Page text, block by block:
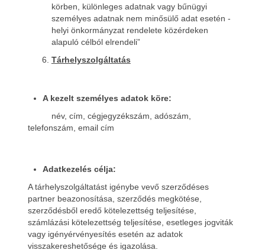
körben, különleges adatnak vagy bűnügyi
személyes adatnak nem minősülő adat esetén -
helyi önkormányzat rendelete közérdeken
alapuló célból elrendeli”
Tárhelyszolgáltatás
A kezelt személyes adatok köre:
név, cím, cégjegyzékszám, adószám,
telefonszám, email cím
Adatkezelés célja:
A tárhelyszolgáltatást igénybe vevő szerződéses
partner beazonosítása, szerződés megkötése,
szerződésből eredő kötelezettség teljesítése,
számlázási kötelezettség teljesítése, esetleges jogviták
vagy igényérvényesítés esetén az adatok
visszakereshetősége és igazolása.